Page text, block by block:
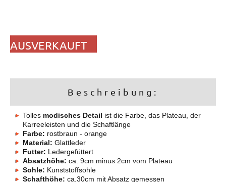
AUSVERKAUFT
Beschreibung:
Tolles modisches Detail ist die Farbe, das Plateau, der
Karreeleisten und die Schaftlänge
Farbe: rostbraun - orange
Material: Glattleder
Futter: Ledergefüttert
Absatzhöhe: ca. 9cm minus 2cm vom Plateau
Sohle: Kunststoffsohle
Schafthöhe: ca.30cm mit Absatz gemessen